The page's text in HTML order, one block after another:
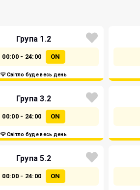
Група 1.2
00:00 - 24:00 ON
💡 Світло буде весь день
Група 3.2
00:00 - 24:00 ON
💡 Світло буде весь день
Група 5.2
00:00 - 24:00 ON